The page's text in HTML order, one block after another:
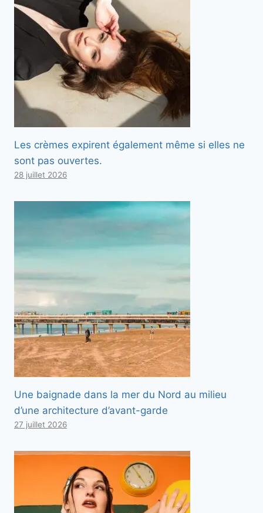
Les crèmes expirent également même si elles ne
sont pas ouvertes.
28 juillet 2026
Une baignade dans la mer du Nord au milieu
d’une architecture d’avant-garde
27 juillet 2026